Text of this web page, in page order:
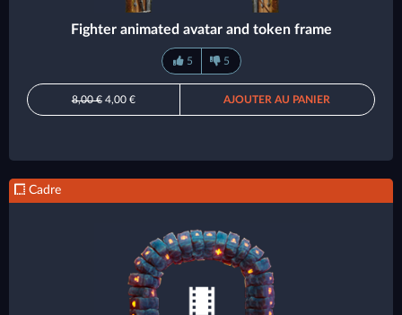
Fighter animated avatar and token frame
5 5
8,00 €4,00 € AJOUTER AU PANIER
Cadre